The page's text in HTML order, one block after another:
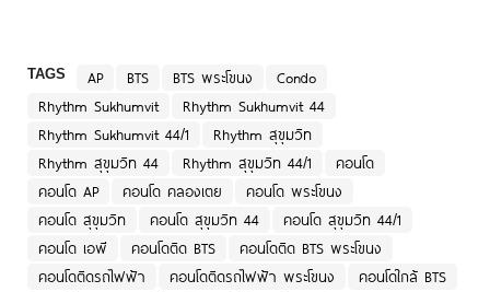
TAGS AP BTS BTS พระโขนง
Condo
Rhythm Sukhumvit
Rhythm Sukhumvit 44
Rhythm Sukhumvit 44/1
Rhythm สุขุมวิท
Rhythm สุขุมวิท 44
Rhythm สุขุมวิท 44/1
คอนโด
คอนโด AP
คอนโด คลองเตย
คอนโด พระโขนง
คอนโด สุขุมวิท
คอนโด สุขุมวิท 44
คอนโด สุขุมวิท 44/1
คอนโด เอพี
คอนโดติด BTS
คอนโดติด BTS พระโขนง
คอนโดติดรถไฟฟ้า
คอนโดติดรถไฟฟ้า พระโขนง
คอนโดใกล้ BTS